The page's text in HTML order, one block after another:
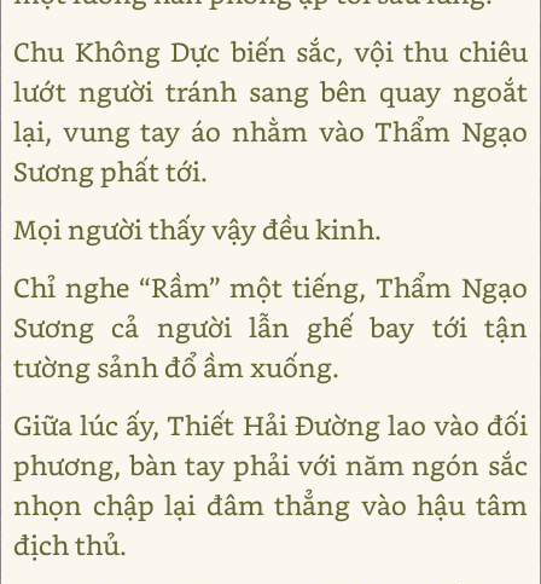
Chu Không Dực biến sắc, vội thu chiêu
lướt người tránh sang bên quay ngoắt
lại, vung tay áo nhằm vào Thẩm Ngạo
Sương phất tới.
Mọi người thấy vậy đều kinh.
Chỉ nghe “Rầm” một tiếng, Thẩm Ngạo
Sương cả người lẫn ghế bay tới tận
tường sảnh đổ ầm xuống.
Giữa lúc ấy, Thiết Hải Đường lao vào đối
phương, bàn tay phải với năm ngón sắc
nhọn chập lại đâm thẳng vào hậu tâm
địch thủ.